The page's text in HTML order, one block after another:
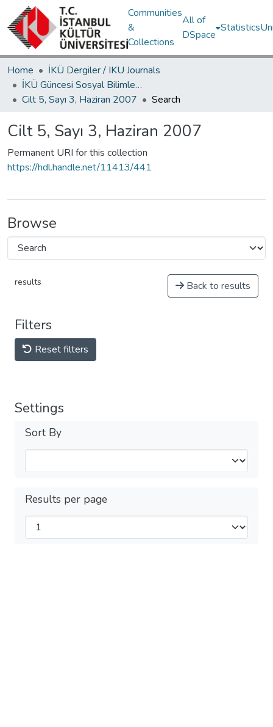
Communities
&
Collections
All of
DSpace
Statistics
Home
İKÜ Dergiler / IKU Journals
İKÜ Güncesi Sosyal Bilimler ve Sanat / Journal of İstanbul Kültür University Arts and Social Sciences
Cilt 5, Sayı 3, Haziran 2007
Search
Cilt 5, Sayı 3, Haziran 2007
Permanent URI for this collection
https://hdl.handle.net/11413/441
Browse
results Back to results
Filters
Reset filters
Settings
Sort By
Results per page